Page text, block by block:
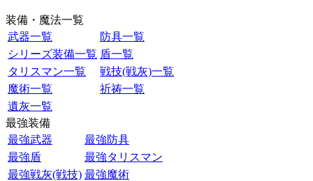
装備・魔法一覧
武器一覧
防具一覧
シリーズ装備一覧 盾一覧
タリスマン一覧
戦技(戦灰)一覧
魔術一覧
祈祷一覧
遺灰一覧
最強装備
最強武器
最強防具
最強盾
最強タリスマン
最強戦灰(戦技) 最強魔術